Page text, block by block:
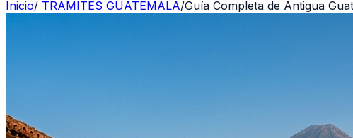
Inicio/ TRAMITES GUATEMALA/Guía Completa de Antigua